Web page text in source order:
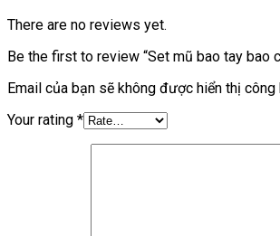
There are no reviews yet.
Be the first to review “Set mũ bao tay bao
Email của bạn sẽ không được hiển thị công
Your rating *